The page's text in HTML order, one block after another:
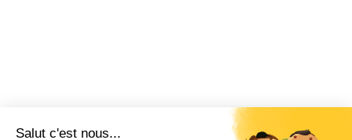
Salut c'est nous...